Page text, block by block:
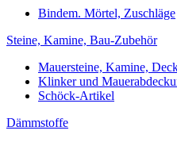
Bindem. Mörtel, Zuschläge
Steine, Kamine, Bau-Zubehör
Mauersteine, Kamine,
Klinker und
Schöck-Artikel
Dämmstoffe